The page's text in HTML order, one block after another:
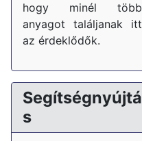
hogy minél több
anyagot találjanak itt
az érdeklődők.
Segítségnyújtá
s